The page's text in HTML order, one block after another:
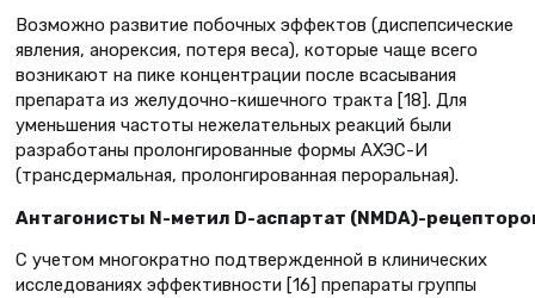
Возможно развитие побочных эффектов (диспепсические
явления, анорексия, потеря веса), которые чаще всего
возникают на пике концентрации после всасывания
препарата из желудочно-кишечного тракта [18]. Для
уменьшения частоты нежелательных реакций были
разработаны пролонгированные формы АХЭС-И
(трансдермальная, пролонгированная пероральная).
Антагонисты N-метил D-аспартат (NMDA)-
С учетом многократно подтвержденной в клинических
исследованиях эффективности [16] препараты группы